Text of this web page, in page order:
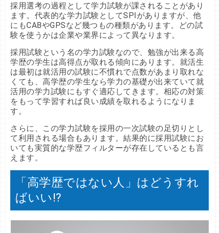
採用選考の過程として学力試験が課されることがあり
ます。代表的な学力試験としてSPIがありますが、他
にもCABやGPSなど幾つもの種類があります。どの試
験を使うかは企業や業界によって異なります。
採用試験という名の学力試験なので、勉強が出来る高
学歴の学生は高得点が取れる傾向にあります。就活生
は最初は就活用の試験に不慣れで点数があまり取れな
くても、高学歴の学生なら学力の基礎が出来ていて就
活用の学力試験にもすぐ適応してきます。相応の対策
をもって学習すれば良い成績を取れるようになりま
す。
さらに、この学力試験を採用の一次試験の足切りとし
て利用される場合もあります。結果的に採用試験にお
いても実質的な学歴フィルターが存在しているとも言
えます。
「高学歴ではない人」はどうすれ
ばいい⁉